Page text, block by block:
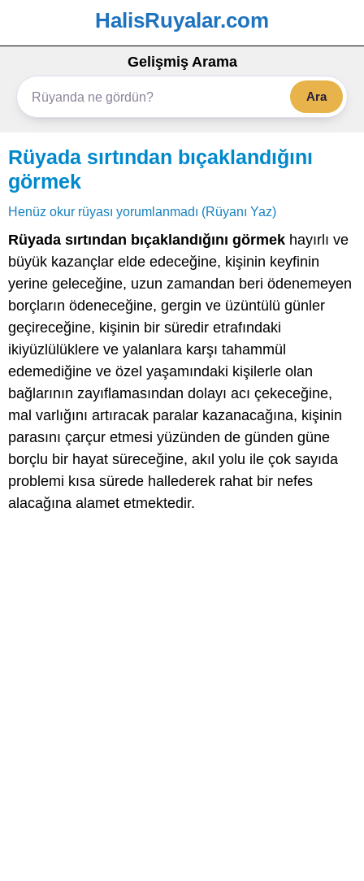
HalisRuyalar.com
Gelişmiş Arama
Ara
Rüyada sırtından bıçaklandığını
görmek
Henüz okur rüyası yorumlanmadı (Rüyanı Yaz)
Rüyada sırtından bıçaklandığını görmek hayırlı ve
büyük kazançlar elde edeceğine, kişinin keyfinin
yerine geleceğine, uzun zamandan beri ödenemeyen
borçların ödeneceğine, gergin ve üzüntülü günler
geçireceğine, kişinin bir süredir etrafındaki
ikiyüzlülüklere ve yalanlara karşı tahammül
edemediğine ve özel yaşamındaki kişilerle olan
bağlarının zayıflamasından dolayı acı çekeceğine,
mal varlığını artıracak paralar kazanacağına, kişinin
parasını çarçur etmesi yüzünden de günden güne
borçlu bir hayat süreceğine, akıl yolu ile çok sayıda
problemi kısa sürede hallederek rahat bir nefes
alacağına alamet etmektedir.